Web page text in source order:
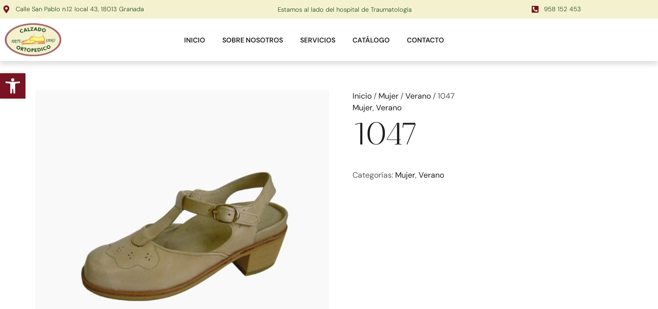
Ir
al
contenido
Calle San Pablo n.12 local 43, 18013 Granada Estamos al lado del hospital de Traumatología 958 152 453
INICIO SOBRE NOSOTROS SERVICIOS CATÁLOGO CONTACTO
Inicio / Mujer /Verano / 1047
Mujer,Verano
1047
Categorías: Mujer,Verano
Abrir barra de herramientas